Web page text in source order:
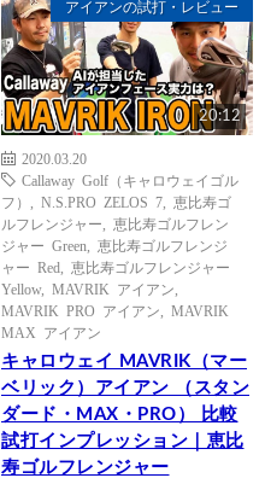
アイアンの試打・レビュー
20:12
2020.03.20
Callaway Golf（キャロウェイゴル
フ）
N.S.PRO ZELOS 7
恵比寿ゴ
ルフレンジャー
恵比寿ゴルフレン
ジャー Green
恵比寿ゴルフレンジ
ャー Red
恵比寿ゴルフレンジャー
Yellow, MAVRIK アイアン
MAVRIK PRO アイアン
MAVRIK
MAX アイアン
キャロウェイ MAVRIK（マー
ベリック）アイアン （スタン
ダード・MAX・PRO） 比較
試打インプレッション｜恵比
寿ゴルフレンジャー